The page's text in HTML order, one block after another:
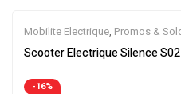
Mobilite Electrique, Promos &
50cc,Scooter Electrique,Scooters
Scooter Electrique Silence S02
-16%